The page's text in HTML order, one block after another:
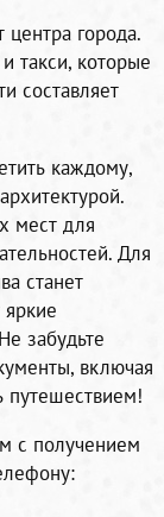
города.
такси, которые
составляет
каждому,
мест для
Для
станет
забудьте
включая
путешествием!
с получением